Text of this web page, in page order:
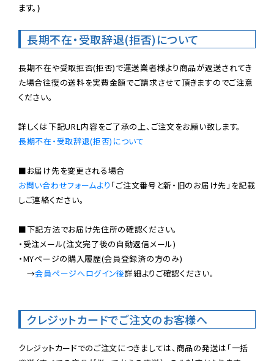
ます。)
長期不在・受取辞退(拒否)について
長期不在や受取拒否(拒否)で運送業者様より商品が返送されてき
た場合往復の送料を実費金額でご請求させて頂きますのでご注意
ください。
長期不在・受取辞退(拒否)について
お問い合わせフォームより 「ご注文番号と新・旧のお届け先」を記載
しご連絡ください。
■下記方法でお届け先住所の確認ください。
・受注メール(注文完了後の自動返信メール)
・MYページの購入履歴(会員登録済の方のみ)
→会員ページへログイン後詳細よりご確認ください。
クレジットカードでご注文のお客様へ
クレジットカードでのご注文につきましては、商品の発送は「一括